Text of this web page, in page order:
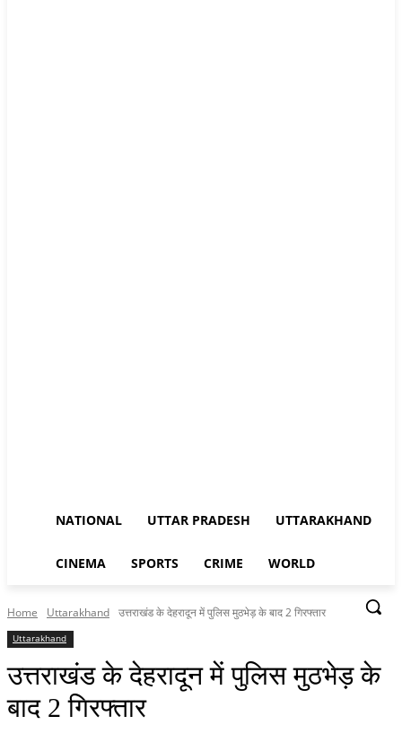
NATIONAL UTTAR PRADESH UTTARAKHAND
CINEMA SPORTS CRIME WORLD
Home Uttarakhand उत्तराखंड के देहरादून में पुलिस मुठभेड़ के बाद 2 गिरफ्तार
Uttarakhand
उत्तराखंड के देहरादून में पुलिस मुठभेड़ के
बाद 2 गिरफ्तार